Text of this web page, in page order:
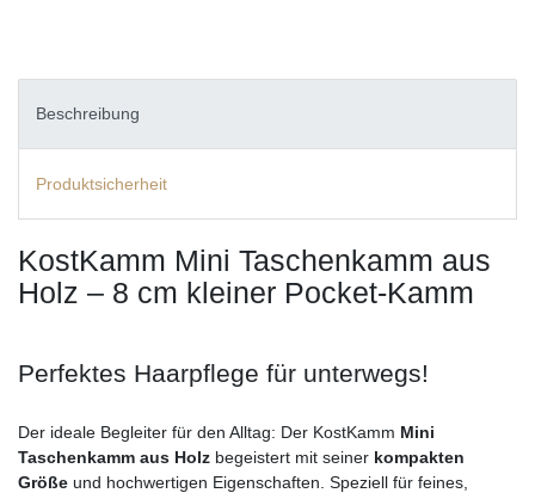
Beschreibung
Produktsicherheit
KostKamm Mini Taschenkamm aus
Holz – 8 cm kleiner Pocket-Kamm
Perfektes Haarpflege für unterwegs!
Der ideale Begleiter für den Alltag: Der KostKamm Mini
Taschenkamm aus Holz begeistert mit seiner kompakten
Größe und hochwertigen Eigenschaften. Speziell für feines,